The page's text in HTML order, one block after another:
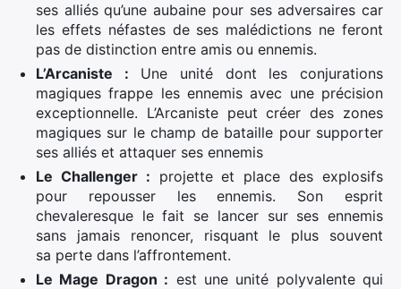
ses alliés qu’une aubaine pour ses adversaires car
les effets néfastes de ses malédictions ne feront
pas de distinction entre amis ou ennemis.
L’Arcaniste : Une unité dont les conjurations
magiques frappe les ennemis avec une précision
exceptionnelle. L’Arcaniste peut créer des zones
magiques sur le champ de bataille pour supporter
ses alliés et attaquer ses ennemis
Le Challenger : projette et place des explosifs
pour repousser les ennemis. Son esprit
chevaleresque le fait se lancer sur ses ennemis
sans jamais renoncer, risquant le plus souvent
sa perte dans l’affrontement.
Le Mage Dragon : est une unité polyvalente qui
Rechercher
: